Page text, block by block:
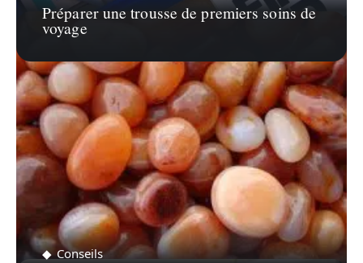
Préparer une trousse de premiers soins de
voyage
Conseils